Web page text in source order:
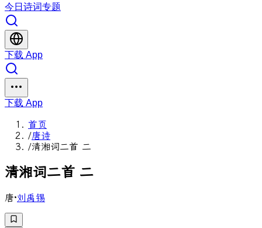
今日 诗词专题
下载 App
下载 App
首页
/唐诗
/清湘词二首 二
清湘词二首 二
唐·刘禹锡